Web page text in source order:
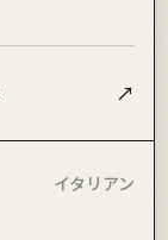
↗
イタリアン